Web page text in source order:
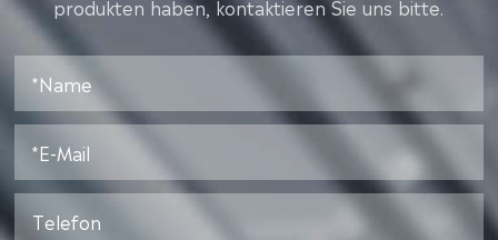
produkten haben, kontaktieren Sie uns bitte.